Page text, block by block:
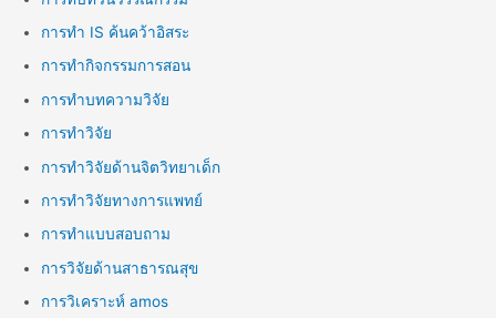
การทำ IS ค้นคว้าอิสระ
การทำกิจกรรมการสอน
การทำบทความวิจัย
การทำวิจัย
การทำวิจัยด้านจิตวิทยาเด็ก
การทำวิจัยทางการแพทย์
การทำแบบสอบถาม
การวิจัยด้านสาธารณสุข
การวิเคราะห์ amos